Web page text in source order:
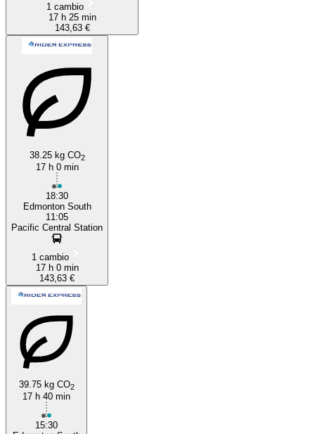
1 cambio
17 h 25 min
143,63 €
38.25 kg CO2
17 h 0 min
18:30
Edmonton South
11:05
Pacific Central Station
1 cambio
17 h 0 min
143,63 €
39.75 kg CO2
17 h 40 min
15:30